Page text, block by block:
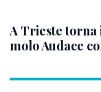
A Trieste torna
molo Audace